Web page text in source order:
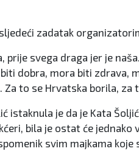
zadatak
svega draga jer je
dobra, mora biti zdrava,
to se Hrvatska borila,
istaknula je da je Kata
bila je ostat će
svim majkama